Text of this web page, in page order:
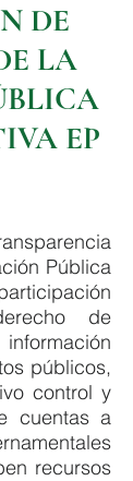
DE
LA
EP
Pública
de
públicos,
control y
cuentas a
recursos